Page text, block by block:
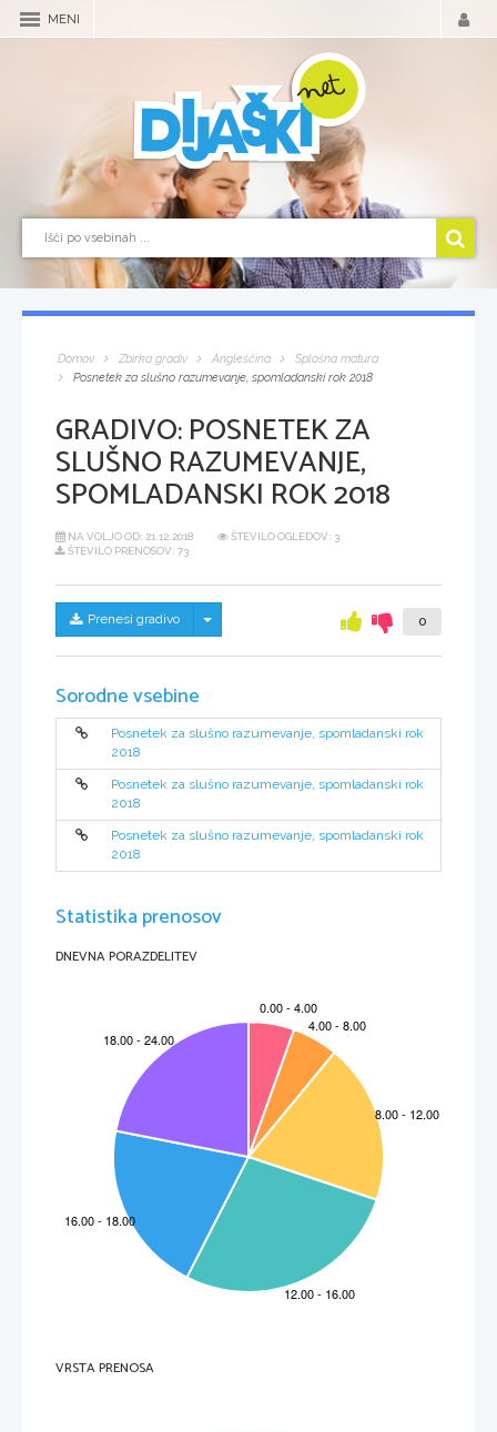
MENI
Domov Zbirka gradiv Angleščina
Splošna matura
Posnetek za slušno razumevanje, spomladanski rok 2018
GRADIVO:POSNETEK ZA
SLUŠNO RAZUMEVANJE,
SPOMLADANSKI ROK 2018
NA VOLJO OD: 21.12.2018
ŠTEVILO OGLEDOV: 3
ŠTEVILO PRENOSOV: 73
Prenesi gradivo Skrij/prikaži meni 0
Sorodne vsebine
Posnetek za slušno razumevanje, spomladanski rok
2018
Posnetek za slušno razumevanje, spomladanski rok
2018
Posnetek za slušno razumevanje, spomladanski rok
2018
Statistika prenosov
DNEVNA PORAZDELITEV
VRSTA PRENOSA